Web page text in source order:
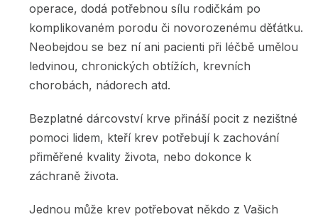
operace, dodá potřebnou sílu rodičkám po
komplikovaném porodu či novorozenému děťátku.
Neobejdou se bez ní ani pacienti při léčbě umělou
ledvinou, chronických obtížích, krevních
chorobách, nádorech atd.
Bezplatné dárcovství krve přináší pocit z nezištné
pomoci lidem, kteří krev potřebují k zachování
přiměřené kvality života, nebo dokonce k
záchraně života.
Jednou může krev potřebovat někdo z Vašich